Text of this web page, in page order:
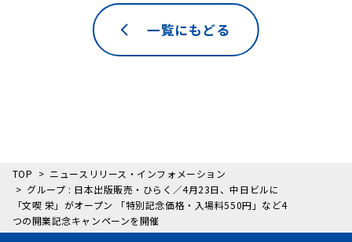
一覧にもどる
TOP
ニュースリリース・インフォメーション
グループ : 日本出版販売・ひらく／4月23日、中日ビルに
「文喫 栄」がオープン 「特別記念価格・入場料550円」など4
つの開業記念キャンペーンを開催